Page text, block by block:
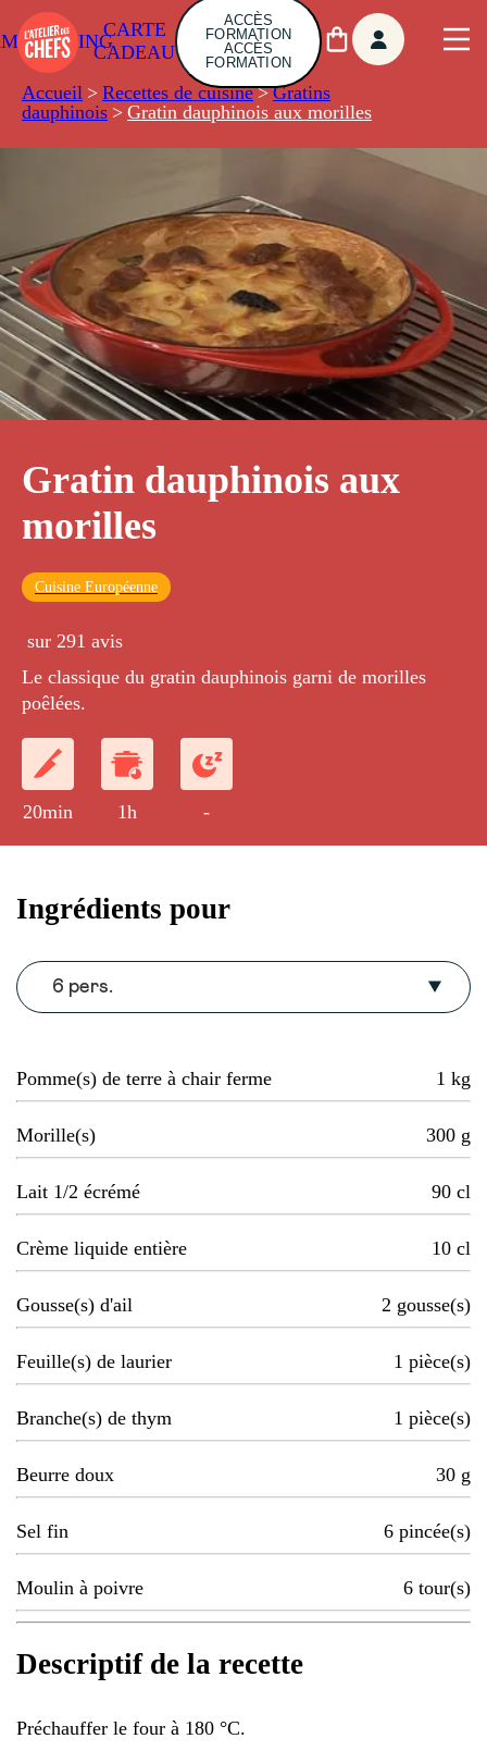
CARTE
CADEAU
ACCÈS
FORMATION
ACCÈS
FORMATION
Accueil > Recettes de cuisine > Gratins
dauphinois > Gratin dauphinois aux morilles
Gratin dauphinois aux
morilles
Cuisine Européenne
sur 291 avis
Le classique du gratin dauphinois garni de morilles
poêlées.
20min 1h -
Ingrédients pour
6 pers.
Pomme(s) de terre à chair ferme 1 kg
Morille(s) 300 g
Lait 1/2 écrémé 90 cl
Crème liquide entière 10 cl
Gousse(s) d'ail 2 gousse(s)
Feuille(s) de laurier 1 pièce(s)
Branche(s) de thym 1 pièce(s)
Beurre doux 30 g
Sel fin 6 pincée(s)
Moulin à poivre 6 tour(s)
Descriptif de la recette
Préchauffer le four à 180 °C.